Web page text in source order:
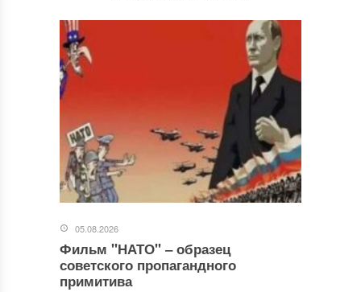
Ваш адрес email не будет опубликован. Обязательные поля
Комментарий*
05.08.2026
Фильм "НАТО" ‒ образец
советского пропагандного
примитива